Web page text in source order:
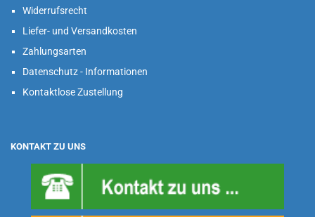
Widerrufsrecht
Liefer- und Versandkosten
Zahlungsarten
Datenschutz - Informationen
Kontaktlose Zustellung
KONTAKT ZU UNS